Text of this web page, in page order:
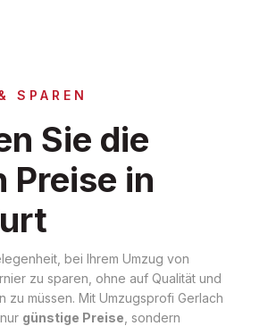
SPAREN
Sie die
Preise in
bei Ihrem Umzug von
zu sparen, ohne auf Qualität und
zu müssen. Mit Umzugsprofi Gerlach
günstige Preise , sondern